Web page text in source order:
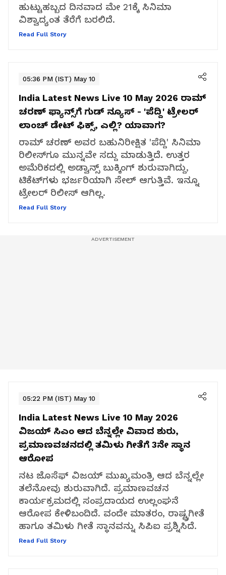
ಹುಟ್ಟುಹಬ್ಬದ ದಿನವಾದ ಮೇ 21ಕ್ಕೆ ಸಿನಿಮಾ
ವಿಶ್ವಾದ್ಯಂತ ತೆರೆಗೆ ಬರಲಿದೆ.
Read Full Story
05:36 PM (IST) May 10
India Latest News Live 10 May 2026 ರಾಮ್
ಚರಣ್ ಫ್ಯಾನ್ಸ್‌ಗೆ ಗುಡ್ ನ್ಯೂಸ್ - 'ಪೆದ್ದಿ' ಟ್ರೇಲರ್
ಲಾಂಚ್ ಡೇಟ್ ಫಿಕ್ಸ್, ಎಲ್ಲಿ? ಯಾವಾಗ?
ರಾಮ್ ಚರಣ್ ಅವರ ಬಹುನಿರೀಕ್ಷಿತ 'ಪೆದ್ದಿ' ಸಿನಿಮಾ
ರಿಲೀಸ್‌ಗೂ ಮುನ್ನವೇ ಸದ್ದು ಮಾಡುತ್ತಿದೆ. ಉತ್ತರ
ಅಮೆರಿಕದಲ್ಲಿ ಅಡ್ವಾನ್ಸ್ ಬುಕ್ಕಿಂಗ್ ಶುರುವಾಗಿದ್ದು,
ಟಿಕೆಟ್‌ಗಳು ಭರ್ಜರಿಯಾಗಿ ಸೇಲ್ ಆಗುತ್ತಿವೆ. ಇನ್ನೂ
ಟ್ರೇಲರ್ ರಿಲೀಸ್ ಆಗಿಲ್ಲ.
Read Full Story
05:22 PM (IST) May 10
India Latest News Live 10 May 2026
ವಿಜಯ್ ಸಿಎಂ ಆದ ಬೆನ್ನಲ್ಲೇ ವಿವಾದ ಶುರು,
ಪ್ರಮಾಣವಚನದಲ್ಲಿ ತಮಿಳು ಗೀತೆಗೆ 3ನೇ ಸ್ಥಾನ
ಆರೋಪ
ನಟ ಜೊಸೆಫ್ ವಿಜಯ್ ಮುಖ್ಯಮಂತ್ರಿ ಆದ ಬೆನ್ನಲ್ಲೇ
ತಲೆನೋವು ಶುರುವಾಗಿದೆ. ಪ್ರಮಾಣವಚನ
ಕಾರ್ಯಕ್ರಮದಲ್ಲಿ ಸಂಪ್ರದಾಯದ ಉಲ್ಲಂಘನೆ
ಆರೋಪ ಕೇಳಿಬಂದಿದೆ. ವಂದೇ ಮಾತರಂ, ರಾಷ್ಟ್ರಗೀತೆ
ಹಾಗೂ ತಮಿಳು ಗೀತೆ ಸ್ಥಾನವನ್ನು ಸಿಪಿಐ ಪ್ರಶ್ನಿಸಿದೆ.
Read Full Story